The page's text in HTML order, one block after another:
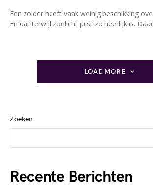
Een zolder heeft vaak weinig beschikking
En dat terwijl zonlicht juist zo heerlijk is.
LOAD MORE
Zoeken
Recente Berichten